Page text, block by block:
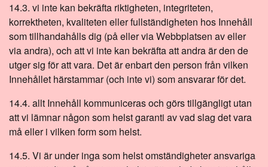
14.3. vi inte kan bekräfta riktigheten, integriteten,
korrektheten, kvaliteten eller fullständigheten hos Innehåll
som tillhandahålls dig (på eller via Webbplatsen av eller
via andra), och att vi inte kan bekräfta att andra är den de
utger sig för att vara. Det är enbart den person från vilken
Innehållet härstammar (och inte vi) som ansvarar för det.
14.4. allt Innehåll kommuniceras och görs tillgängligt utan
att vi lämnar någon som helst garanti av vad slag det vara
må eller i vilken form som helst.
14.5. Vi är under inga som helst omständigheter ansvariga